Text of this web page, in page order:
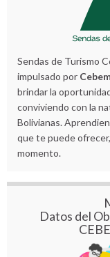
Sendas de Turismo
impulsado por
brindar la
conviviendo con la
Bolivianas.
que te puede
momento.
Datos del